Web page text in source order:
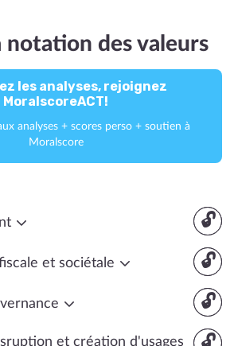
notation des valeurs
les analyses, rejoignez
MoralscoreACT!
analyses + scores perso + soutien à
Moralscore
🔓
🔓
et sociétale
🔓
et création d'usages